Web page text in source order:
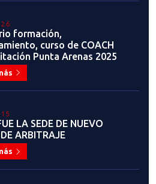
formación,
curso de COACH
Punta Arenas 2025
LA SEDE DE NUEVO
ARBITRAJE